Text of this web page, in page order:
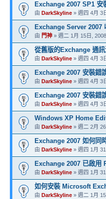
Exchange 2007 SP1 安
由 DarkSkyline » 週四 4月 3
Exchange Server 2007
由 門神 » 週二 1月 15日,
從舊版的Exchange 通
由 DarkSkyline » 週四 4月 3
Exchange 2007 安裝
由 DarkSkyline » 週四 4月 3
Exchange 2007 安裝錯
由 DarkSkyline » 週四 4月 3
Windows XP Home
由 DarkSkyline » 週二 2月
Exchange 2007 如何同
由 DarkSkyline » 週四 1月
Exchange 2007 已啟用
由 DarkSkyline » 週四 1月
如何安裝 Microsoft
由 DarkSkyline » 週二 1月